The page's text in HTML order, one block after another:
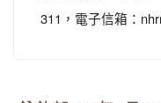
311，電子信箱：